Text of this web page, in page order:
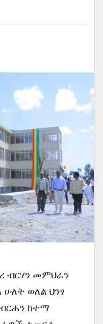
ብርሃን መምህራን
ሁለት ወለል ህንፃ
ከተማ